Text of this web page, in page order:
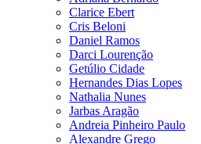
Clarice Ebert
Cris Beloni
Daniel Ramos
Darci Lourenção
Getúlio Cidade
Hernandes Dias Lopes
Nathalia Nunes
Jarbas Aragão
Andreia Pinheiro Paulo
Alexandre Grego